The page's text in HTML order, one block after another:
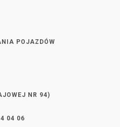
POJAZDÓW
NR 94)
04 06